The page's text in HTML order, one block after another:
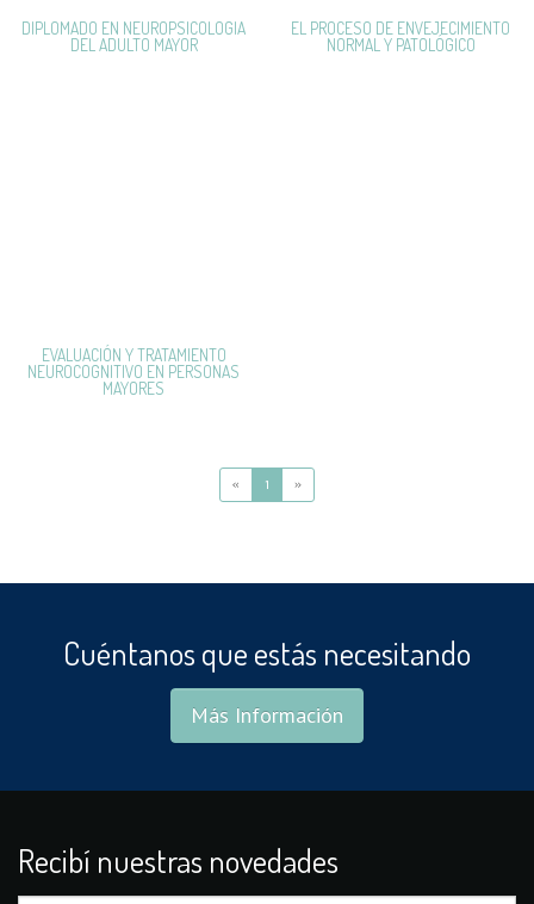
DIPLOMADO EN NEUROPSICOLOGIA
DEL ADULTO MAYOR
EL PROCESO DE ENVEJECIMIENTO
NORMAL Y PATOLÓGICO
EVALUACIÓN Y TRATAMIENTO
NEUROCOGNITIVO EN PERSONAS
MAYORES
« 1 »
Cuéntanos que estás necesitando
Más Información
Recibí nuestras novedades